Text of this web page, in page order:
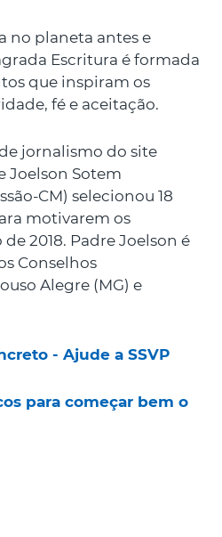
no planeta antes e
Escritura é formada
que inspiram os
fé e aceitação.
jornalismo do site
Joelson Sotem
CM) selecionou 18
motivarem os
2018. Padre Joelson é
Conselhos
Alegre (MG) e
- Ajude a SSVP
para começar bem o